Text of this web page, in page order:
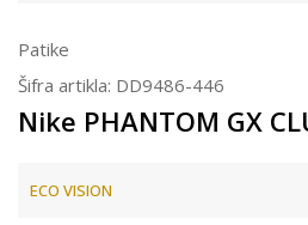
Patike
Šifra artikla: DD9486-446
Nike PHANTOM GX
ECO VISION